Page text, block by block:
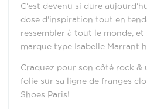
C'est devenu si dure
dose d'inspiration tout en
ressembler à tout le monde, et
marque type Isabelle Marrant
Craquez pour son côté rock &
folie sur sa ligne de franges
Shoes Paris!